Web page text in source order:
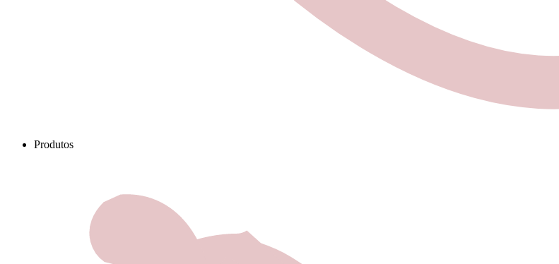
Produtos